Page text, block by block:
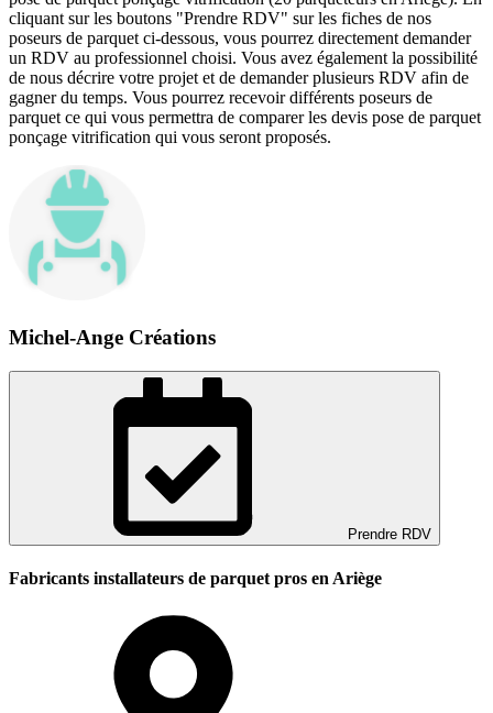
cliquant sur les boutons "Prendre RDV" sur les fiches de nos
poseurs de parquet ci-dessous, vous pourrez directement demander
un RDV au professionnel choisi. Vous avez également la possibilité
de nous décrire votre projet et de demander plusieurs RDV afin de
gagner du temps. Vous pourrez recevoir différents poseurs de
parquet ce qui vous permettra de comparer les devis pose de parquet
ponçage vitrification qui vous seront proposés.
Michel-Ange Créations
Prendre RDV
Fabricants installateurs de parquet pros en Ariège